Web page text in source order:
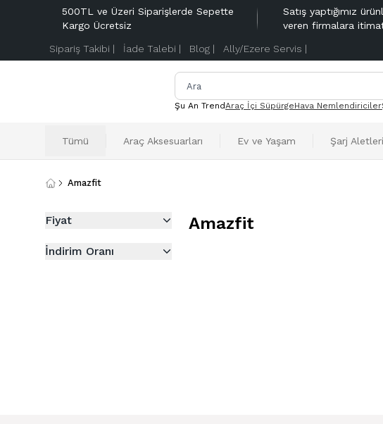
500TL ve Üzeri Siparişlerde Sepette
Kargo Ücretsiz
Satış yaptığımız
veren firmalara
Sipariş Takibi | İade Talebi | Blog | Ally/Ezere Servis |
Şu An TrendAraç İçi SüpürgeHava Nemlendiriciler
Tümü Araç Aksesuarları Ev ve Yaşam Şarj Aletleri
Amazfit
Fiyat
İndirim Oranı
Amazfit